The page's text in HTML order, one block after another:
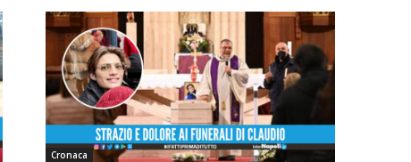
Cronaca